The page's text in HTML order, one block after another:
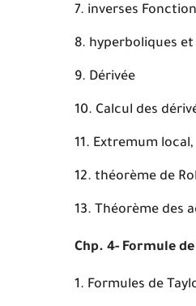
inverses
hyperboliques
Dérivée
Calcul des
Extremum local,
théorème de
Théorème des
Chp. 4- Formule
Formules de